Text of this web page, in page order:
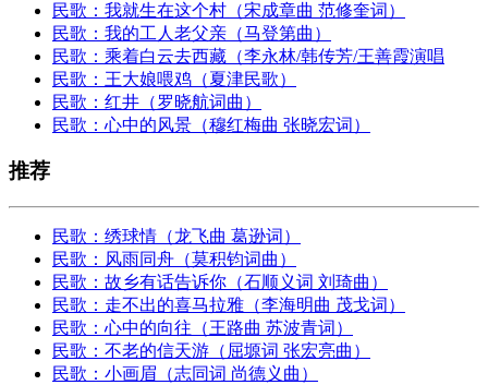
民歌：我就生在这个村（宋成章曲 范修奎词）
民歌：我的工人老父亲（马登第曲）
民歌：乘着白云去西藏（李永林/韩传芳/王善霞演唱
民歌：王大娘喂鸡（夏津民歌）
民歌：红井（罗晓航词曲）
民歌：心中的风景（穆红梅曲 张晓宏词）
推荐
民歌：绣球情（龙飞曲 葛逊词）
民歌：风雨同舟（莫积钧词曲）
民歌：故乡有话告诉你（石顺义词 刘琦曲）
民歌：走不出的喜马拉雅（李海明曲 茂戈词）
民歌：心中的向往（王路曲 苏波青词）
民歌：不老的信天游（屈塬词 张宏亮曲）
民歌：小画眉（志同词 尚德义曲）